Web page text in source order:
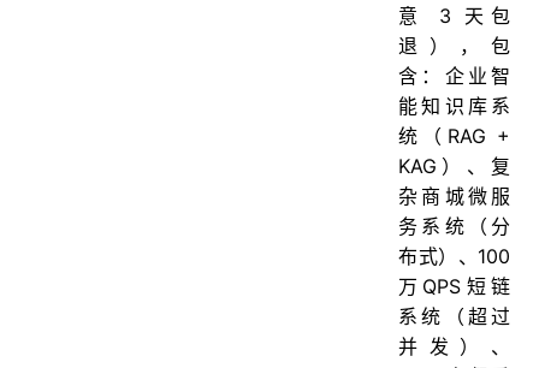
意 3 天包
退），包
含：企业智
能知识库系
统（RAG +
KAG）、复
杂商城微服
务系统（分
布式）、100
万QPS短链
系统（超过
并发）、